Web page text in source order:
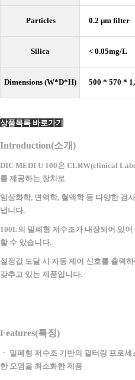
Particles 0.2 μm filter
Silica < 0.05mg/L
Dimensions (W*D*H) 500 * 570 *
상품목록 바로가기
Introduction(소개)
DIC MEDI U 100은 CLRW(clinical
를 제공하는 장치로
임상화학, 면역학, 혈액학 등 다양한 검
냅니다.
100L의 밀폐형 저수조가 내장되어 있
할 수 있습니다.
설정값 도달 시 자동 제어 신호를 출력
갖추고 있는 제품입니다.
Features(특징)
ㆍ 밀폐형 저수조 기반의 필터링 프로
한 오염을 최소화한 제품